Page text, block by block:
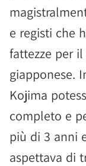
e registi che
fattezze per
giapponese.
Kojima
completo e
più di 3 anni
aspettava di